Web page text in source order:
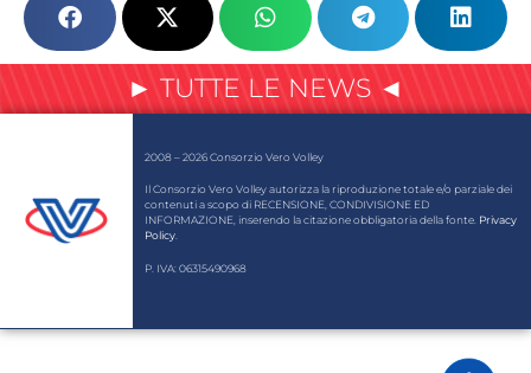
► TUTTE LE NEWS ◄
2008 – 2026 Consorzio Vero Volley
Il Consorzio Vero Volley autorizza la riproduzione totale e/o parziale dei
contenuti a scopo di RECENSIONE, CONDIVISIONE ED
INFORMAZIONE, inserendo la citazione obbligatoria della fonte. Privacy
Policy.
P. IVA: 06315490968